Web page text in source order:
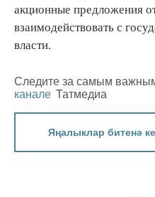
акционные предложения
взаимодействовать с
власти.
Следите за самым
канале Татмедиа
Яңалыклар битенә